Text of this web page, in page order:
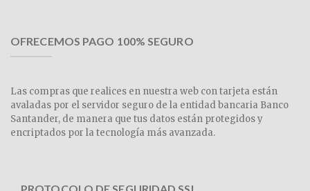
OFRECEMOS PAGO 100% SEGURO
Las compras que realices en nuestra web con tarjeta están
avaladas por el servidor seguro de la entidad bancaria Banco
Santander, de manera que tus datos están protegidos y
encriptados por la tecnología más avanzada.